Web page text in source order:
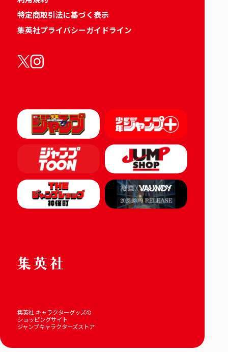
特定商取引法に基づく表示
集英社プライバシーガイドライン
集英社 キャラクターグッズの
ショッピングサイト
ジャンプキャラクターズストア